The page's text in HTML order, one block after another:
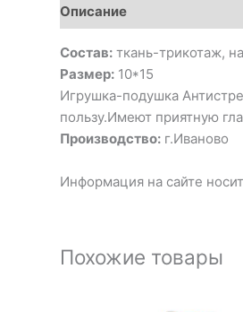
Описание
Состав: ткань-трикотаж,
Размер: 10*15
Игрушка-подушка
пользу.Имеют приятную
Производство: г.Иваново
Информация на сайте
Похожие товары